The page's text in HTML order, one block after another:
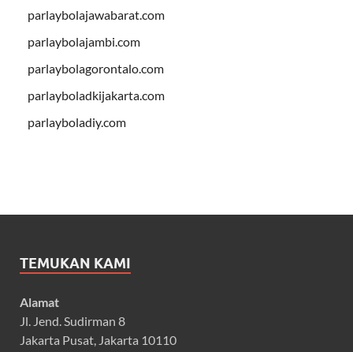
parlaybolajawabarat.com
parlaybolajambi.com
parlaybolagorontalo.com
parlayboladkijakarta.com
parlayboladiy.com
TEMUKAN KAMI
Alamat
Jl. Jend. Sudirman 8
Jakarta Pusat, Jakarta 10110